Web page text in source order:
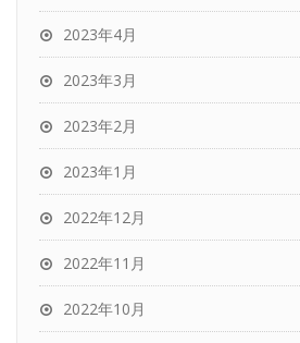
2023年4月
2023年3月
2023年2月
2023年1月
2022年12月
2022年11月
2022年10月